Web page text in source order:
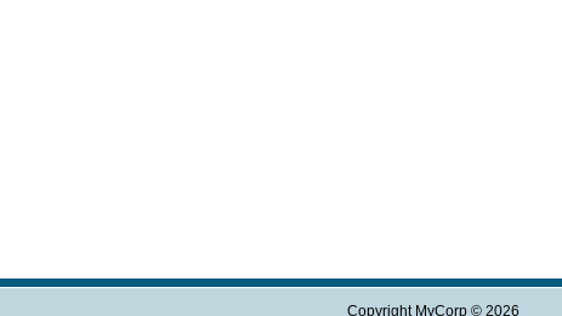
Copyright MyCorp © 2026